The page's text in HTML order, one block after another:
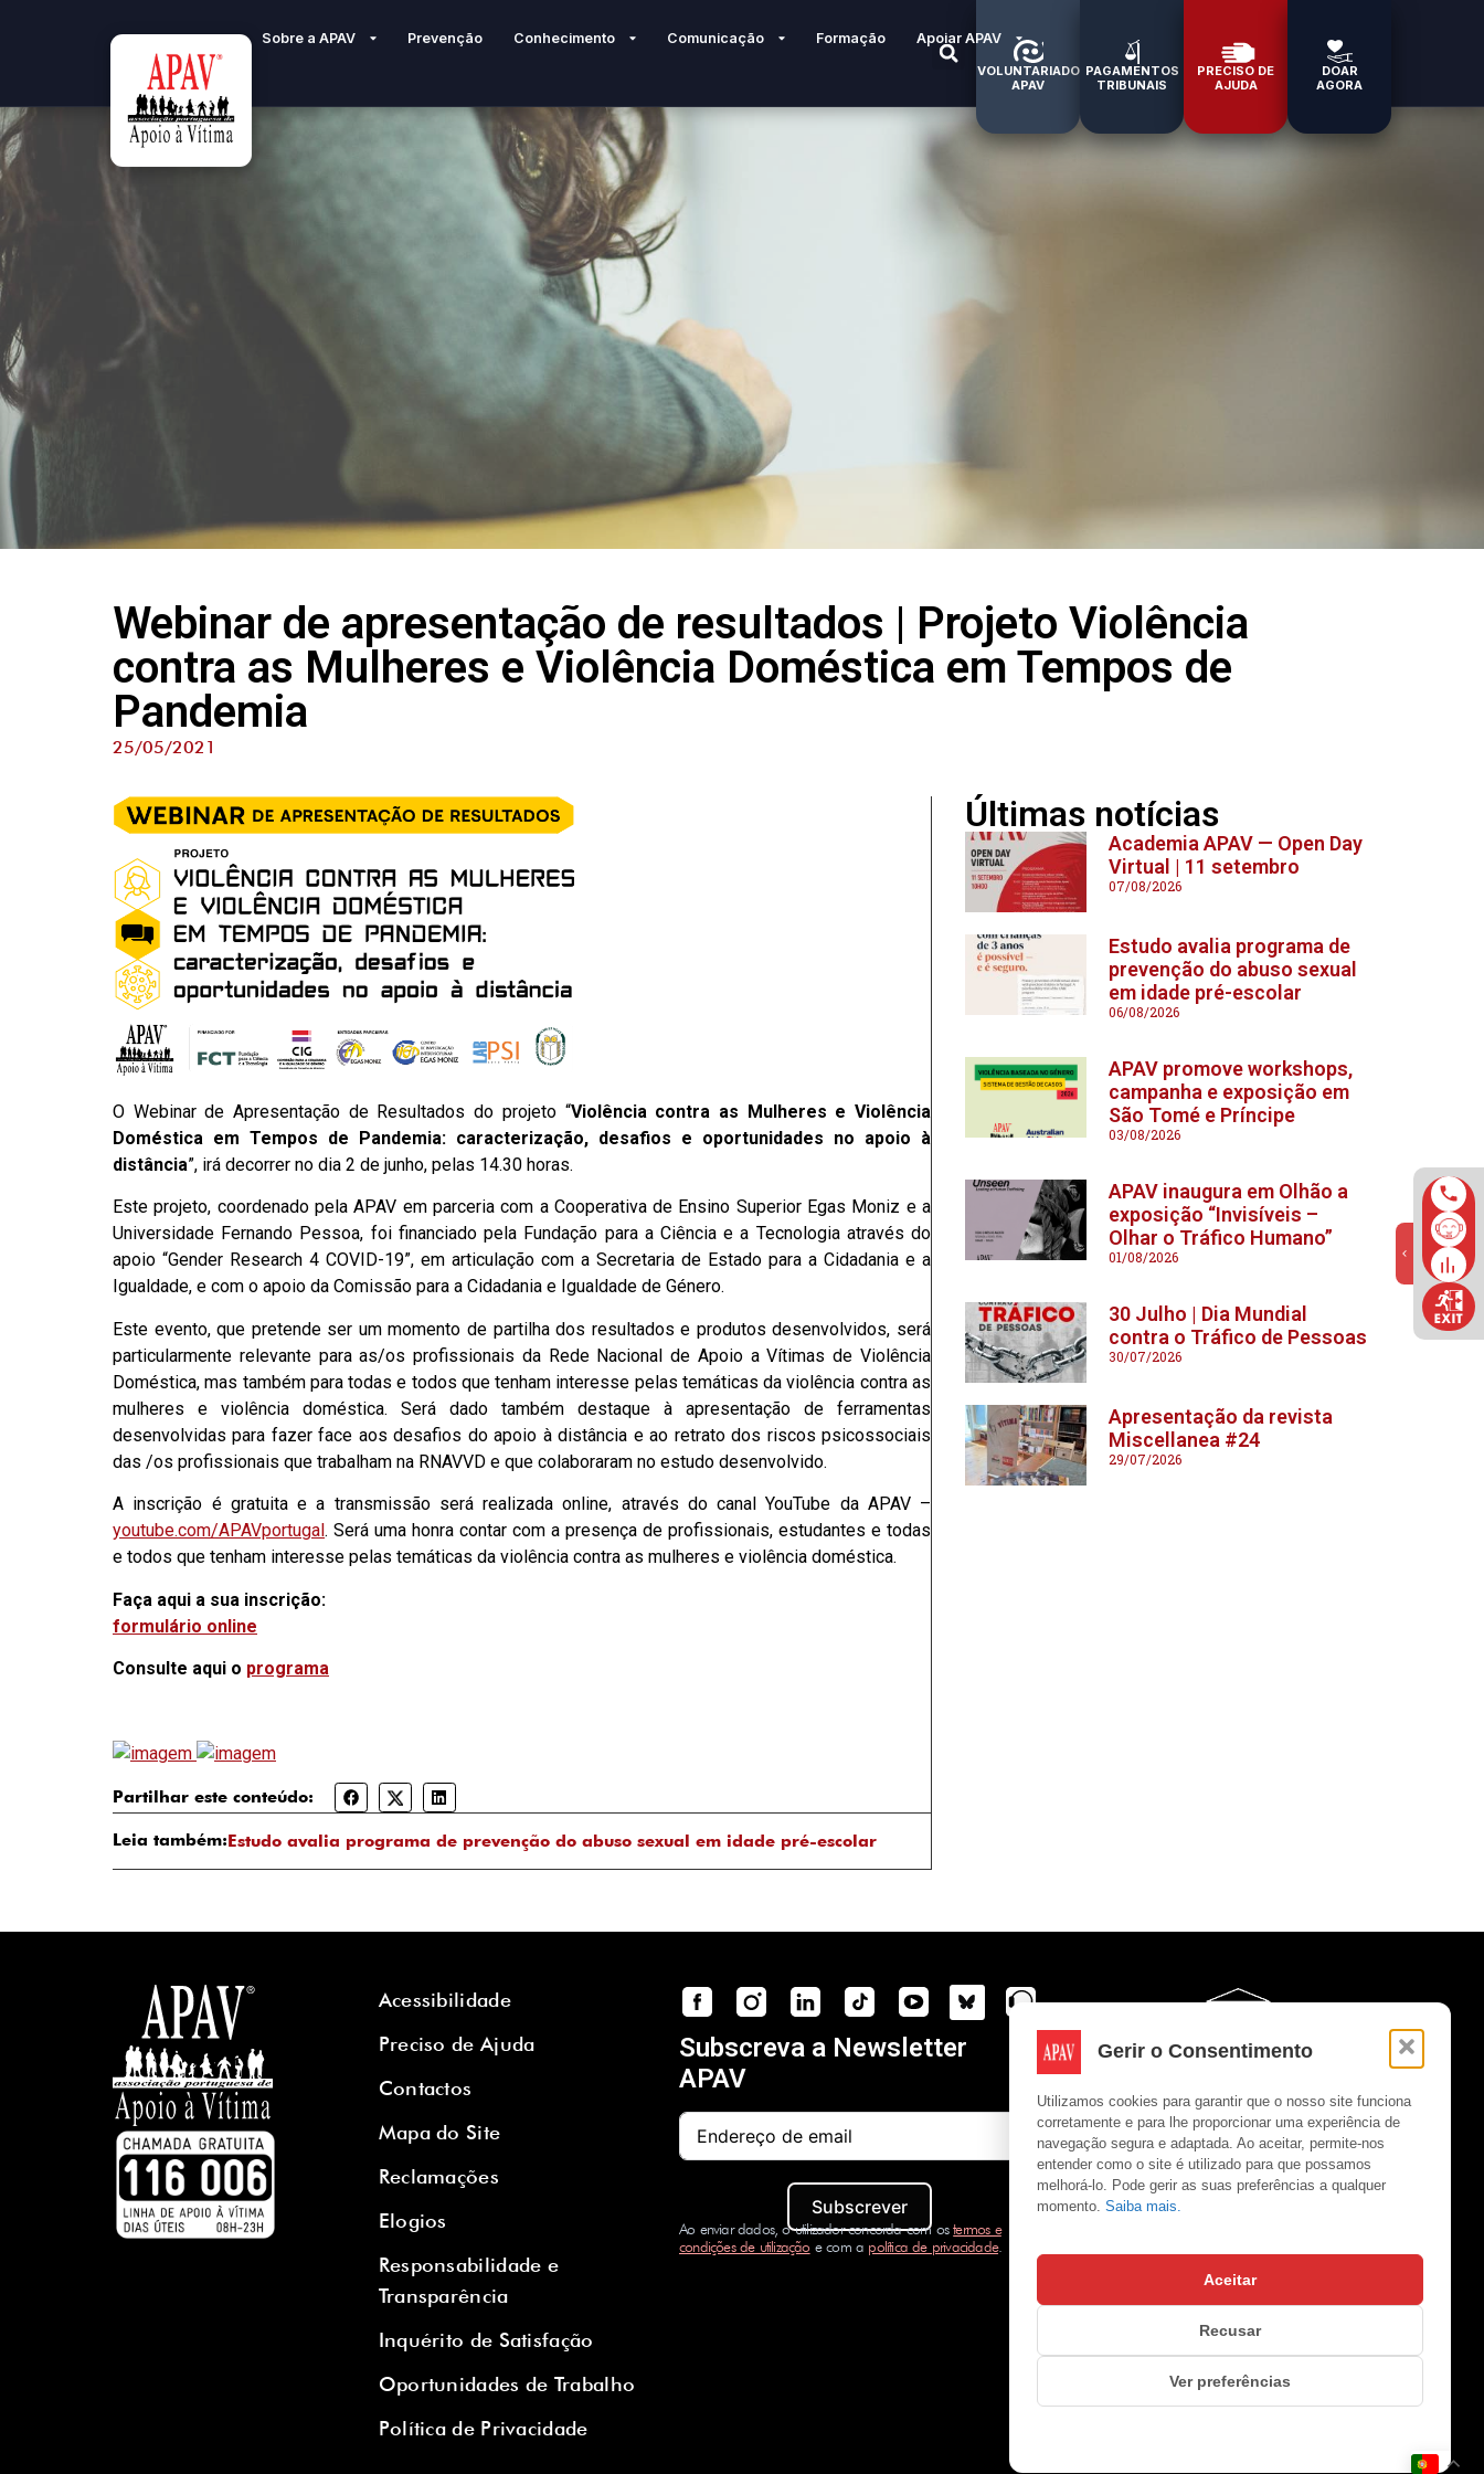
Gerir o Consentimento
Utilizamos cookies para garantir que o nosso site funciona
corretamente e para lhe proporcionar uma experiência de
navegação segura e adaptada. Ao aceitar, permite-nos
entender como o site é utilizado para que possamos
melhorá-lo. Pode gerir as suas preferências a qualquer
momento. Saiba mais.
Aceitar
Recusar
Ver preferências
Sobre a APAV Prevenção Conhecimento Comunicação Formação Apoiar APAV
VOLUNTARIADO
APAV
PAGAMENTOS
TRIBUNAIS
PRECISO DE
AJUDA
DOAR
AGORA
Webinar de apresentação de resultados | Projeto Violência
contra as Mulheres e Violência Doméstica em Tempos de
Pandemia
25/05/2021
O Webinar de Apresentação de Resultados do projeto “Violência contra as Mulheres e Violência
Doméstica em Tempos de Pandemia: caracterização, desafios e oportunidades no apoio à
distância”, irá decorrer no dia 2 de junho, pelas 14.30 horas.
Este projeto, coordenado pela APAV em parceria com a Cooperativa de Ensino Superior Egas Moniz e a
Universidade Fernando Pessoa, foi financiado pela Fundação para a Ciência e a Tecnologia através do
apoio “Gender Research 4 COVID-19”, em articulação com a Secretaria de Estado para a Cidadania e a
Igualdade, e com o apoio da Comissão para a Cidadania e Igualdade de Género.
Este evento, que pretende ser um momento de partilha dos resultados e produtos desenvolvidos, será
particularmente relevante para as/os profissionais da Rede Nacional de Apoio a Vítimas de Violência
Doméstica, mas também para todas e todos que tenham interesse pelas temáticas da violência contra as
mulheres e violência doméstica. Será dado também destaque à apresentação de ferramentas
desenvolvidas para fazer face aos desafios do apoio à distância e ao retrato dos riscos psicossociais
das /os profissionais que trabalham na RNAVVD e que colaboraram no estudo desenvolvido.
A inscrição é gratuita e a transmissão será realizada online, através do canal YouTube da APAV –
youtube.com/APAVportugal . Será uma honra contar com a presença de profissionais, estudantes e todas
e todos que tenham interesse pelas temáticas da violência contra as mulheres e violência doméstica.
Faça aqui a sua inscrição:
formulário online
Consulte aqui o programa
Partilhar este conteúdo:
Leia também:Estudo avalia programa de prevenção do abuso sexual em idade pré-escolar
Últimas notícias
Academia APAV — Open Day
Virtual | 11 setembro
07/08/2026
Estudo avalia programa de
prevenção do abuso sexual
em idade pré-escolar
06/08/2026
APAV promove workshops,
campanha e exposição em
São Tomé e Príncipe
03/08/2026
APAV inaugura em Olhão a
exposição “Invisíveis –
Olhar o Tráfico Humano”
01/08/2026
30 Julho | Dia Mundial
contra o Tráfico de Pessoas
30/07/2026
Apresentação da revista
Miscellanea #24
29/07/2026
Acessibilidade
Preciso de Ajuda
Contactos
Mapa do Site
Reclamações
Elogios
Responsabilidade e
Transparência
Inquérito de Satisfação
Oportunidades de Trabalho
Política de Privacidade
Subscreva a Newsletter
APAV
Subscrever
Ao enviar dados, o utilizador concorda com ostermos e
condições de utilizaçãoe com a política de privacidade.
Copyright © APAV 2026